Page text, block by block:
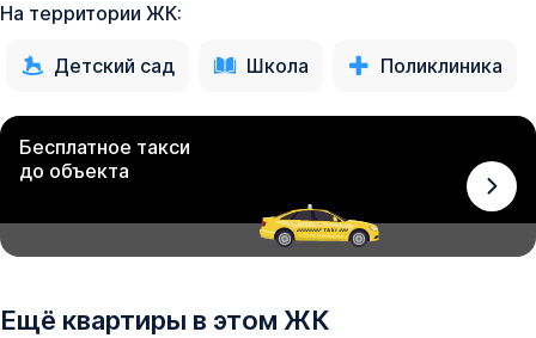
На территории ЖК:
Детский сад Школа Поликлиника
Бесплатное такси
до объекта
Ещё квартиры в этом ЖК